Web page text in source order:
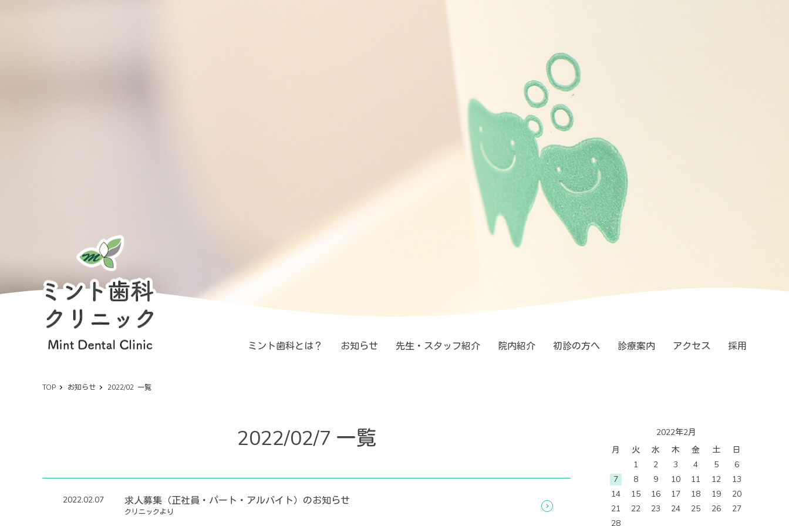
ミント歯科とは？ お知らせ 先生・スタッフ紹介 院内紹介 初診の方へ 診療案内 アクセス 採用
TOP お知らせ 2022/02 一覧
2022/02/7 一覧
2022.02.07 求人募集（正社員・パート・アルバイト）のお知らせ
クリニックより
2022年2月
月
火 水 木 金 土
日
1
2 3 4 5
6
7
8 9 10 11 12
13
14
15 16 17 18 19
20
21
22 23 24 25 26
27
28